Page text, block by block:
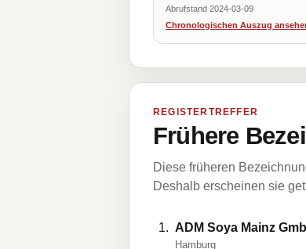
Abrufstand 2024-03-09
Chronologischen Auszug
REGISTERTREFFER
Frühere
Diese früheren
Deshalb erscheinen sie
ADM Soya Mainz
Hamburg